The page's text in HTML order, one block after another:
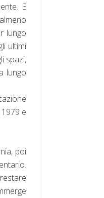
E
lungo
ultimi
spazi,
lungo
e
poi